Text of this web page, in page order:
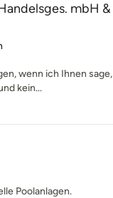
mbH &
5 Sternen
wenn ich Ihnen sage,
kein...
5 Sternen
Poolanlagen.